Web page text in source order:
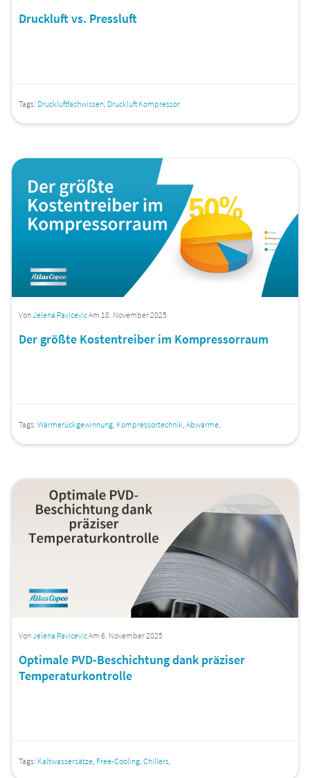
Druckluft vs. Pressluft
Tags: Druckluftfachwissen, Druckluft Kompressor
VonJelena PavicevicAm 18. November 2025
Der größte Kostentreiber im Kompressorraum
Tags: Wärmerückgewinnung, Kompressortechnik, Abwärme,
VonJelena PavicevicAm 6. November 2025
Optimale PVD-Beschichtung dank präziser
Temperaturkontrolle
Tags: Kaltwassersätze, Free-Cooling, Chillers,